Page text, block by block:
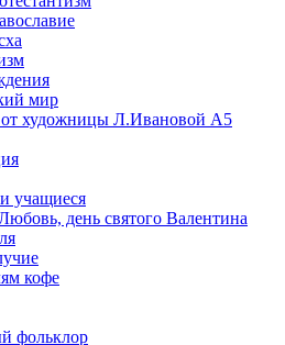
мир
художницы Л.Ивановой А5
учащиеся
день святого Валентина
кофе
фольклор